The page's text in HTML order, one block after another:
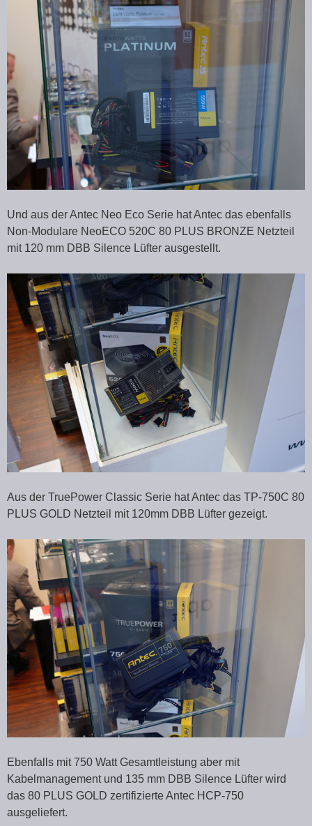
Und aus der Antec Neo Eco Serie hat Antec das ebenfalls
Non-Modulare NeoECO 520C 80 PLUS BRONZE Netzteil
mit 120 mm DBB Silence Lüfter ausgestellt.
Aus der TruePower Classic Serie hat Antec das TP-750C 80
PLUS GOLD Netzteil mit 120mm DBB Lüfter gezeigt.
Ebenfalls mit 750 Watt Gesamtleistung aber mit
Kabelmanagement und 135 mm DBB Silence Lüfter wird
das 80 PLUS GOLD zertifizierte Antec HCP-750
ausgeliefert.